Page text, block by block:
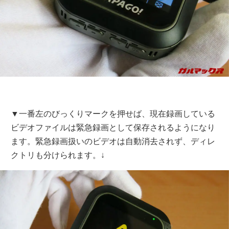
▼一番左のびっくりマークを押せば、現在録画している
ビデオファイルは緊急録画として保存されるようになり
ます。緊急録画扱いのビデオは自動消去されず、ディレ
クトリも分けられます。↓